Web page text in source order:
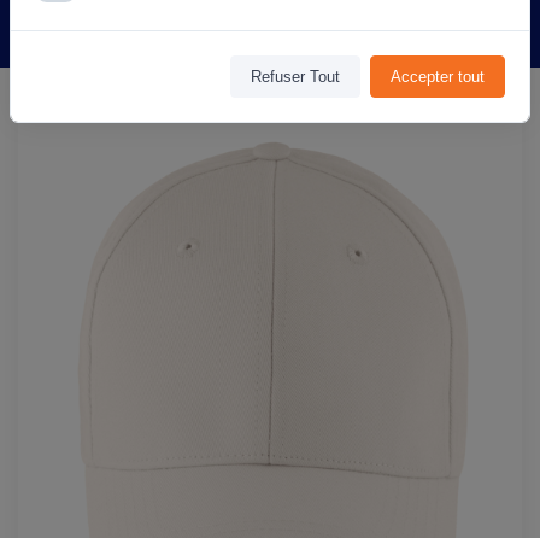
Refuser Tout Accepter tout